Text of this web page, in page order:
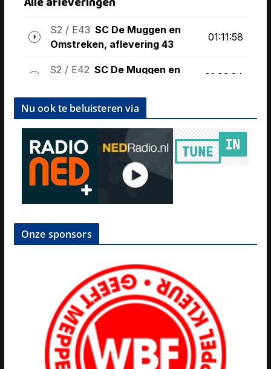
Nu ook te beluisteren via
Onze sponsors